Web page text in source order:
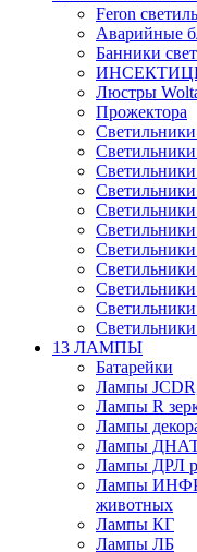
Feron
Аварийные
Банники
Люстры
Прожектора
Светильники
13 ЛАМПЫ
Батарейки
Лампы
Лампы R
Лампы
Лампы
Лампы ДРЛ
Лампы
животных
Лампы КГ
Лампы ЛБ